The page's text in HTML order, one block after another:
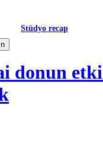
Stüdyo recap
donun